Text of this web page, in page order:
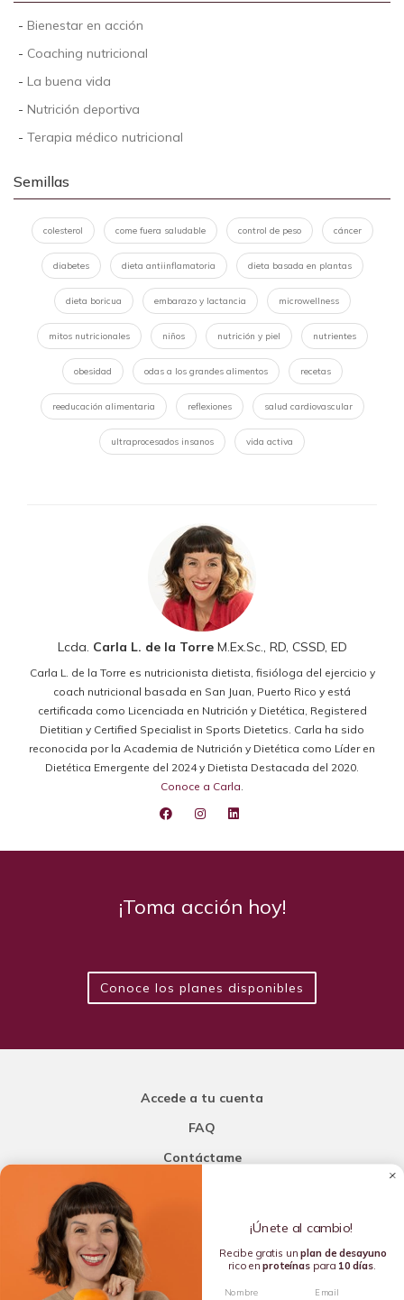
- Bienestar en acción
- Coaching nutricional
- La buena vida
- Nutrición deportiva
- Terapia médico nutricional
Semillas
colesterol come fuera saludable control de peso cáncer
diabetes dieta antiinflamatoria dieta basada en plantas
dieta boricua embarazo y lactancia microwellness
mitos nutricionales niños nutrición y piel nutrientes
obesidad odas a los grandes alimentos recetas
reeducación alimentaria reflexiones salud cardiovascular
ultraprocesados insanos vida activa
Lcda. Carla L. de la TorreM.Ex.Sc., RD, CSSD, ED
Carla L. de la Torre es nutricionista dietista, fisióloga del ejercicio y
coach nutricional basada en San Juan, Puerto Rico y está
certificada como Licenciada en Nutrición y Dietética, Registered
Dietitian y Certified Specialist in Sports Dietetics. Carla ha sido
reconocida por la Academia de Nutrición y Dietética como Líder en
Dietética Emergente del 2024 y Dietista Destacada del 2020.
Conoce a Carla
¡Toma acción hoy!
Conoce los planes disponibles
Accede a tu cuenta
FAQ
Contáctame
Añade una porción de inteligencia a tu nutrición
Copyright © 2016-2026 Carla L. de la Torre. All rights reserved.
¡Únete al cambio!
Recibe gratis unplan de desayuno
rico enproteínaspara 10 días.